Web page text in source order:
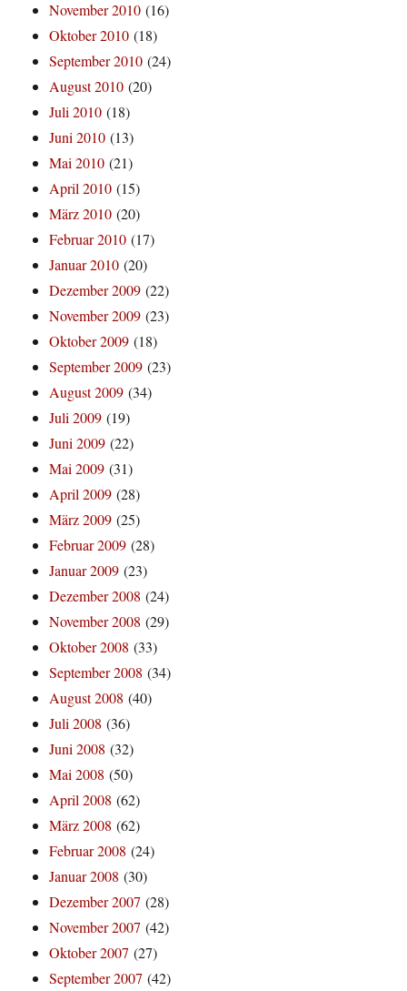
November 2010 (16)
Oktober 2010 (18)
September 2010 (24)
August 2010 (20)
Juli 2010 (18)
Juni 2010 (13)
Mai 2010 (21)
April 2010 (15)
März 2010 (20)
Februar 2010 (17)
Januar 2010 (20)
Dezember 2009 (22)
November 2009 (23)
Oktober 2009 (18)
September 2009 (23)
August 2009 (34)
Juli 2009 (19)
Juni 2009 (22)
Mai 2009 (31)
April 2009 (28)
März 2009 (25)
Februar 2009 (28)
Januar 2009 (23)
Dezember 2008 (24)
November 2008 (29)
Oktober 2008 (33)
September 2008 (34)
August 2008 (40)
Juli 2008 (36)
Juni 2008 (32)
Mai 2008 (50)
April 2008 (62)
März 2008 (62)
Februar 2008 (24)
Januar 2008 (30)
Dezember 2007 (28)
November 2007 (42)
Oktober 2007 (27)
September 2007 (42)